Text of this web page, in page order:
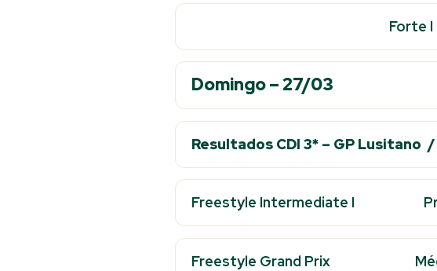
Forte I
Domingo – 27/03
Resultados CDI 3* – GP Lusitano /
Freestyle Intermediate I
Freestyle Grand Prix